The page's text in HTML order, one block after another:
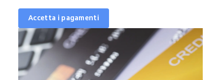
Accetta i pagamenti